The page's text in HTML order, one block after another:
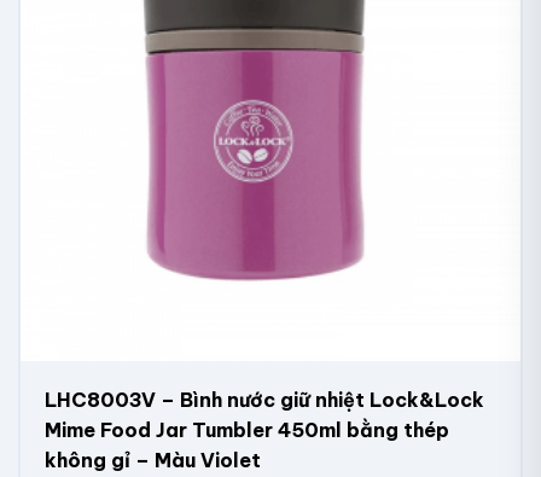
LHC8003V – Bình nước giữ nhiệt Lock&Lock
Mime Food Jar Tumbler 450ml bằng thép
không gỉ – Màu Violet